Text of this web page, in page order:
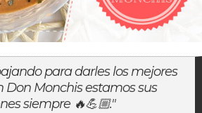
para darles los mejores
Don Monchis estamos sus
siempre 🔥💪🏼."